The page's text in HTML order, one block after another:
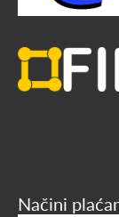
Načini